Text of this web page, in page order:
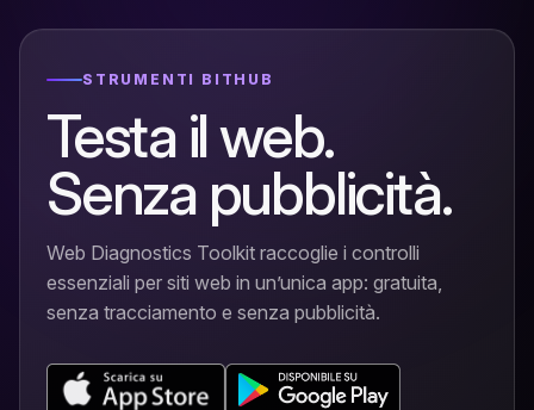
STRUMENTI BITHUB
Testa il web.
Senza pubblicità.
Web Diagnostics Toolkit raccoglie i controlli
essenziali per siti web in un’unica app: gratuita,
senza tracciamento e senza pubblicità.